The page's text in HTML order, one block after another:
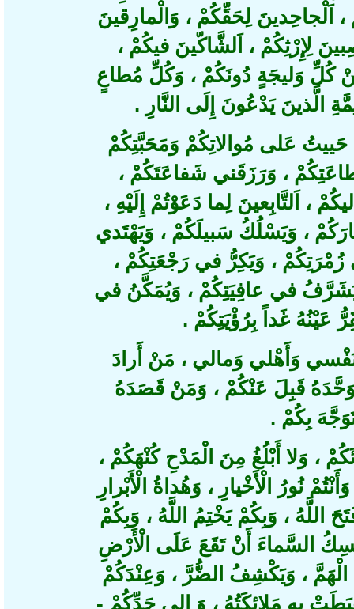
لِحَقِّكُمْ ، وَالْمارِقينَ
لِإِرْثِكُمْ ، اَلشَّاكّينَ فيكُمْ ،
وَليجَةٍ دُونَكُمْ ، وَكُلِّ مُطاعٍ
يَدْعُونَ إِلَى النَّارِ .
عَلى مُوالاتِكُمْ وَمَحَبَّتِكُمْ
، وَرَزَقَني شَفاعَتَكُمْ ،
اَلتَّابِعينَ لِما دَعَوْتُمْ إِلَيْهِ ،
، وَيَسْلُكُ سَبيلَكُمْ ، وَيَهْتَدي
، وَيَكِرُّ في رَجْعَتِكُمْ ،
في عافِيَتِكُمْ ، وَيُمَكَّنُ في
عَيْنُهُ غَداً بِرُؤْيَتِكُمْ .
وَأَهْلي وَمالي ، مَنْ أَرادَ
قَبِلَ عَنْكُمْ ، وَمَنْ قَصَدَهُ
بِكُمْ .
وَلا أَبْلُغُ مِنَ الْمَدْحِ كُنْهَكُمْ ،
الْأَخْيارِ ، وَهُداةُ الْأَبْرارِ
، وَبِكُمْ يَخْتِمُ اللَّهُ ، وَبِكُمْ
السَّماءَ أَنْ تَقَعَ عَلَى الْأَرْضِ
، وَيَكْشِفُ الضُّرَّ ، وَعِنْدَكُمْ
بِهِ مَلائِكَتُهُ ، وَ إِلى جَدِّكُمْ -